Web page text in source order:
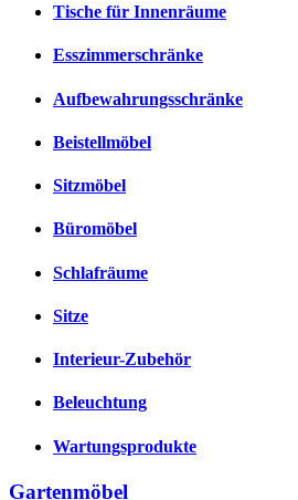
Tische für Innenräume
Esszimmerschränke
Aufbewahrungsschränke
Beistellmöbel
Sitzmöbel
Büromöbel
Schlafräume
Sitze
Interieur-Zubehör
Beleuchtung
Wartungsprodukte
Gartenmöbel